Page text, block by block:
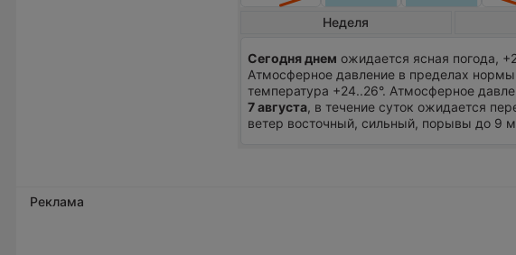
Неделя
Сегодня днем ожидается ясная погода,
Атмосферное давление в пределах
температура +24..26°. Атмосферное
7 августа, в течение суток ожидается
ветер восточный, сильный, порывы до 9
Реклама